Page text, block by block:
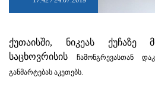
ქუთაისში, ნიკეას ქუჩაზე
საცხოვრისის
ჩამონგრევასთან
განმარტებას აკეთებს.